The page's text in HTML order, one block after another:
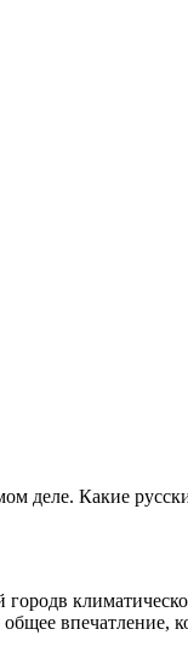
деле. Какие
впечатление,